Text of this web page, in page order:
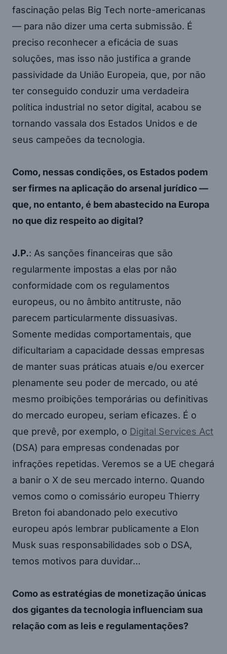
fascinação pelas Big Tech norte-americanas
— para não dizer uma certa submissão. É
preciso reconhecer a eficácia de suas
soluções, mas isso não justifica a grande
passividade da União Europeia, que, por não
ter conseguido conduzir uma verdadeira
política industrial no setor digital, acabou se
tornando vassala dos Estados Unidos e de
seus campeões da tecnologia.
Como, nessas condições, os Estados podem
ser firmes na aplicação do arsenal jurídico —
que, no entanto, é bem abastecido na Europa
no que diz respeito ao digital?
J.P.: As sanções financeiras que são
regularmente impostas a elas por não
conformidade com os regulamentos
europeus, ou no âmbito antitruste, não
parecem particularmente dissuasivas.
Somente medidas comportamentais, que
dificultariam a capacidade dessas empresas
de manter suas práticas atuais e/ou exercer
plenamente seu poder de mercado, ou até
mesmo proibições temporárias ou definitivas
do mercado europeu, seriam eficazes. É o
que prevê, por exemplo, o Digital Services Act
(DSA) para empresas condenadas por
infrações repetidas. Veremos se a UE chegará
a banir o X de seu mercado interno. Quando
vemos como o comissário europeu Thierry
Breton foi abandonado pelo executivo
europeu após lembrar publicamente a Elon
Musk suas responsabilidades sob o DSA,
temos motivos para duvidar…
Como as estratégias de monetização únicas
dos gigantes da tecnologia influenciam sua
relação com as leis e regulamentações?